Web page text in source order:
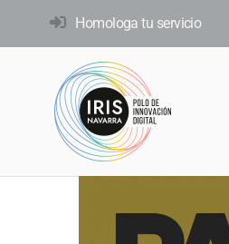
principal
Homologa tu servicio